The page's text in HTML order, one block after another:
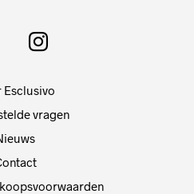
Esclusivo
vragen